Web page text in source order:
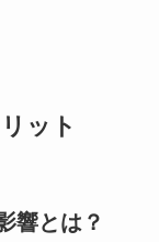
ット
響とは？